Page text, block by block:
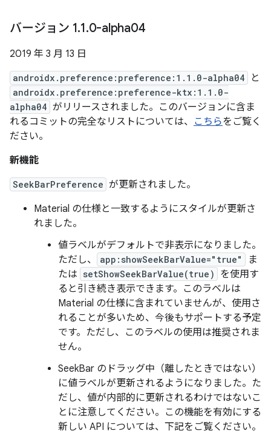
バージョン 1.1.0-alpha04
2019 年 3 月 13 日
androidx.preference:preference:1.1.0-alpha04 と
androidx.preference:preference-ktx:1.1.0-
alpha04 がリリースされました。このバージョンに含ま
れるコミットの完全なリストについては、 こちらをご覧く
ださい。
新機能
SeekBarPreference が更新されました。
Material の仕様と一致するようにスタイルが更新さ
れました。
値ラベルがデフォルトで非表示になりました。
ただし、
app:showSeekBarValue="true"
ま
たは setShowSeekBarValue(true)
を使用す
ると引き続き表示できます。このラベルは
Material の仕様に含まれていませんが、使用さ
れることが多いため、今後もサポートする予定
です。ただし、このラベルの使用は推奨されま
せん。
SeekBar のドラッグ中（離したときではない）
に値ラベルが更新されるようになりました。た
だし、値が内部的に更新されるわけではないこ
とに注意してください。この機能を有効にする
新しい API については、下記をご覧ください。